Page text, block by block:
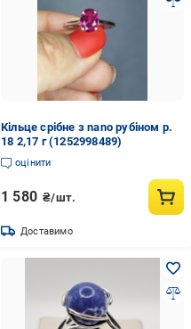
Кільце срібне з nano рубіном р.
18 2,17 г (1252998489)
оцінити
1 580 ₴/шт.
Доставимо